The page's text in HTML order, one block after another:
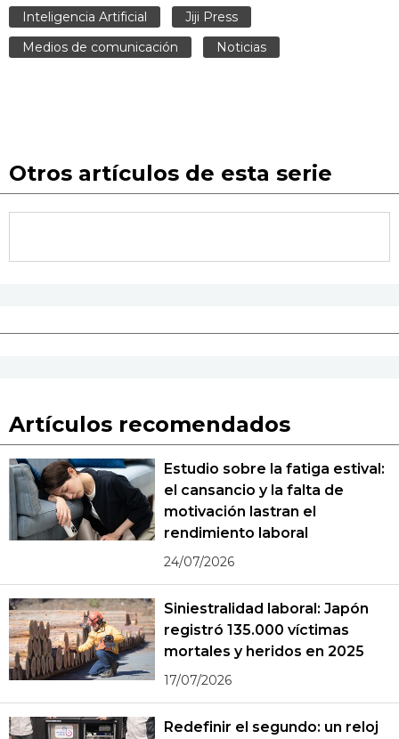
Inteligencia Artificial
Jiji Press
Medios de comunicación
Noticias
Otros artículos de esta serie
Artículos recomendados
Estudio sobre la fatiga estival:
el cansancio y la falta de
motivación lastran el
rendimiento laboral
24/07/2026
Siniestralidad laboral: Japón
registró 135.000 víctimas
mortales y heridos en 2025
17/07/2026
Redefinir el segundo: un reloj